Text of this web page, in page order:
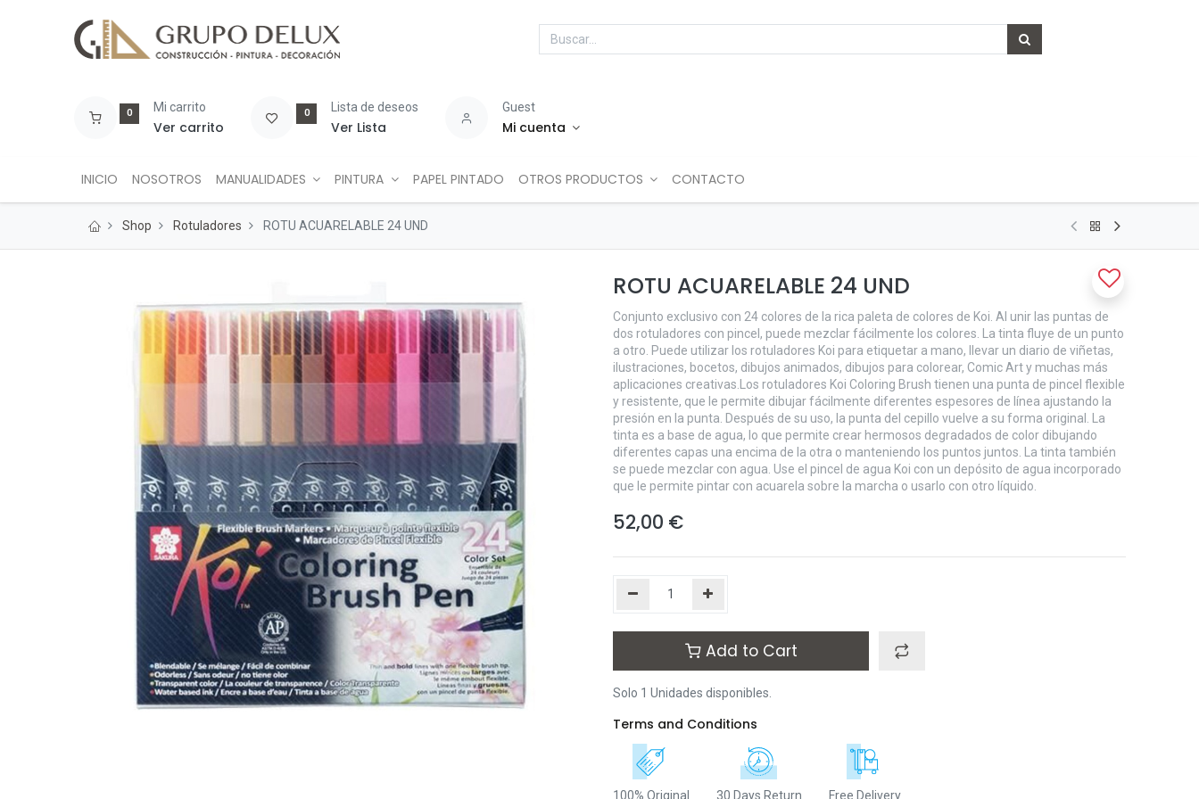
0 Mi carrito
Ver carrito
0 Lista de deseos
Ver Lista
Guest
Mi cuenta
INICIO NOSOTROS MANUALIDADES PINTURA PAPEL PINTADO OTROS PRODUCTOS CONTACTO
Shop Rotuladores ROTU ACUARELABLE 24 UND
ROTU ACUARELABLE 24 UND
Conjunto exclusivo con 24 colores de la rica paleta de colores de Koi. Al unir las puntas de
dos rotuladores con pincel, puede mezclar fácilmente los colores. La tinta fluye de un punto
a otro. Puede utilizar los rotuladores Koi para etiquetar a mano, llevar un diario de viñetas,
ilustraciones, bocetos, dibujos animados, dibujos para colorear, Comic Art y muchas más
aplicaciones creativas.Los rotuladores Koi Coloring Brush tienen una punta de pincel flexible
y resistente, que le permite dibujar fácilmente diferentes espesores de línea ajustando la
presión en la punta. Después de su uso, la punta del cepillo vuelve a su forma original. La
tinta es a base de agua, lo que permite crear hermosos degradados de color dibujando
diferentes capas una encima de la otra o manteniendo los puntos juntos. La tinta también
se puede mezclar con agua. Use el pincel de agua Koi con un depósito de agua incorporado
que le permite pintar con acuarela sobre la marcha o usarlo con otro líquido.
52,00 €
Add to Cart
Solo 1 Unidades disponibles.
Terms and Conditions
100% Original 30 Days Return Free Delivery